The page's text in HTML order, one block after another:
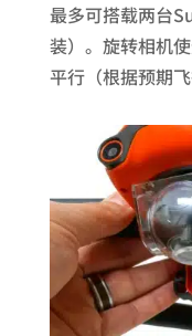
最多可搭载两台
装）。旋转相机
平行（根据预期